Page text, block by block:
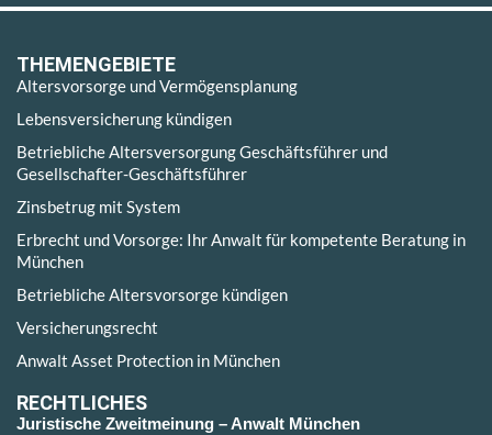
THEMENGEBIETE
Altersvorsorge und Vermögensplanung
Lebensversicherung kündigen
Betriebliche Altersversorgung Geschäftsführer und
Gesellschafter-Geschäftsführer
Zinsbetrug mit System
Erbrecht und Vorsorge: Ihr Anwalt für kompetente Beratung in
München
Betriebliche Altersvorsorge kündigen
Versicherungsrecht
Anwalt Asset Protection in München
RECHTLICHES
Juristische Zweitmeinung – Anwalt München